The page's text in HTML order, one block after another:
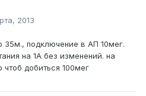
2013
35м., подключение в АП 10мег.
на 1А без изменений. на
добиться 100мег